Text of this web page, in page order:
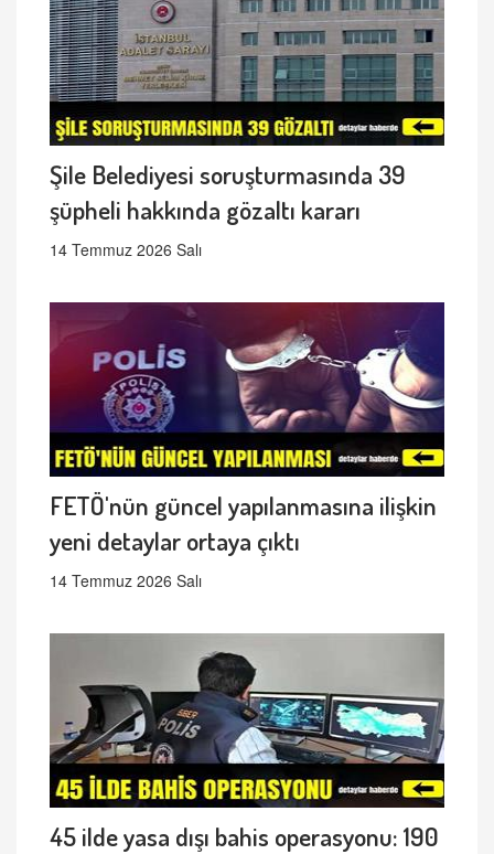
Şile Belediyesi soruşturmasında 39
şüpheli hakkında gözaltı kararı
14 Temmuz 2026 Salı
FETÖ'nün güncel yapılanmasına ilişkin
yeni detaylar ortaya çıktı
14 Temmuz 2026 Salı
45 ilde yasa dışı bahis operasyonu: 190